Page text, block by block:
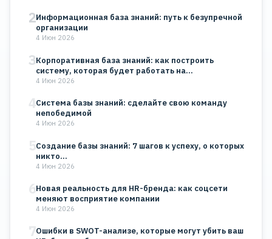
2Информационная база знаний: путь к безупречной
организации
4 Июн 2026
3Корпоративная база знаний: как построить
систему, которая будет работать на…
4 Июн 2026
4Система базы знаний: сделайте свою команду
непобедимой
4 Июн 2026
5Создание базы знаний: 7 шагов к успеху, о которых
никто…
4 Июн 2026
6Новая реальность для HR-бренда: как соцсети
меняют восприятие компании
4 Июн 2026
7Ошибки в SWOT-анализе, которые могут убить ваш